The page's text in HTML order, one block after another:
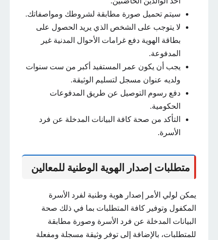
سيتم تحميل صورة مطابقة لشروطك ومواصفاتك.
لا يتوجب على الشخص الذي يريد الحصول على
بطاقة الهوية دفع غرامات الأحوال المدنية غير
المدفوعة.
يجب أن يكون عمر المستفيد أكبر من ست سنوات
ولديه عنوان مسجل لتسليم الوثيقة.
دفع رسوم التوصيل عن طريق المدفوعات
الحكومية.
التأكد من صحة كافة البيانات المدخلة عن فرد
الأسرة.
متطلبات إصدار الهوية الوطنية للمعالين
يمكن لولي الأمر إصدار هوية وطنية لفرد الأسرة
المكفول وتوفير كافة المتطلبات بما في ذلك صحة
البيانات المدخلة عن فرد الأسرة وصورة مطابقة
للمتطلبات، بالإضافة إلى توفر وثيقة مسجلة ومفعلة